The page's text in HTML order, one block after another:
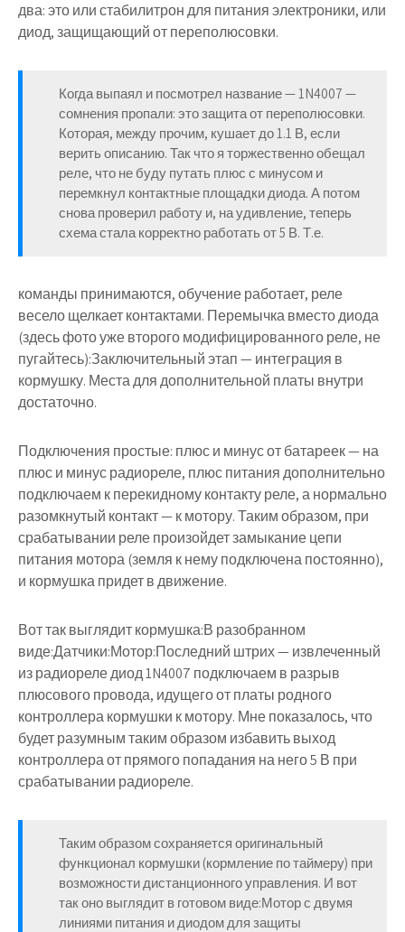
два: это или стабилитрон для питания электроники, или
диод, защищающий от переполюсовки.
Когда выпаял и посмотрел название — 1N4007 —
сомнения пропали: это защита от переполюсовки.
Которая, между прочим, кушает до 1.1 В, если
верить описанию. Так что я торжественно обещал
реле, что не буду путать плюс с минусом и
перемкнул контактные площадки диода. А потом
снова проверил работу и, на удивление, теперь
схема стала корректно работать от 5 В. Т.е.
команды принимаются, обучение работает, реле
весело щелкает контактами. Перемычка вместо диода
(здесь фото уже второго модифицированного реле, не
пугайтесь):Заключительный этап — интеграция в
кормушку. Места для дополнительной платы внутри
достаточно.
Подключения простые: плюс и минус от батареек — на
плюс и минус радиореле, плюс питания дополнительно
подключаем к перекидному контакту реле, а нормально
разомкнутый контакт — к мотору. Таким образом, при
срабатывании реле произойдет замыкание цепи
питания мотора (земля к нему подключена постоянно),
и кормушка придет в движение.
Вот так выглядит кормушка:В разобранном
виде:Датчики:Мотор:Последний штрих — извлеченный
из радиореле диод 1N4007 подключаем в разрыв
плюсового провода, идущего от платы родного
контроллера кормушки к мотору. Мне показалось, что
будет разумным таким образом избавить выход
контроллера от прямого попадания на него 5 В при
срабатывании радиореле.
Таким образом сохраняется оригинальный
функционал кормушки (кормление по таймеру) при
возможности дистанционного управления. И вот
так оно выглядит в готовом виде:Мотор с двумя
линиями питания и диодом для защиты